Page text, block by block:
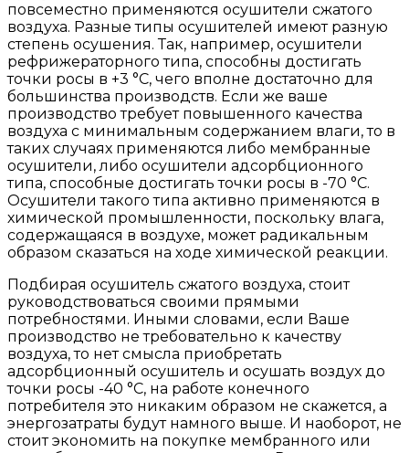
повсеместно применяются осушители сжатого
воздуха. Разные типы осушителей имеют разную
степень осушения. Так, например, осушители
рефрижераторного типа, способны достигать
точки росы в +3 °С, чего вполне достаточно для
большинства производств. Если же ваше
производство требует повышенного качества
воздуха с минимальным содержанием влаги, то в
таких случаях применяются либо мембранные
осушители, либо осушители адсорбционного
типа, способные достигать точки росы в -70 °С.
Осушители такого типа активно применяются в
химической промышленности, поскольку влага,
содержащаяся в воздухе, может радикальным
образом сказаться на ходе химической реакции.
Подбирая осушитель сжатого воздуха, стоит
руководствоваться своими прямыми
потребностями. Иными словами, если Ваше
производство не требовательно к качеству
воздуха, то нет смысла приобретать
адсорбционный осушитель и осушать воздух до
точки росы -40 °С, на работе конечного
потребителя это никаким образом не скажется, а
энергозатраты будут намного выше. И наоборот, не
стоит экономить на покупке мембранного или